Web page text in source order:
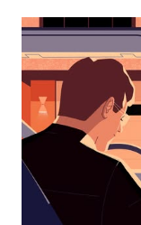
åpne
og
velge
dato.
Trykk
på
Esc-
knappen